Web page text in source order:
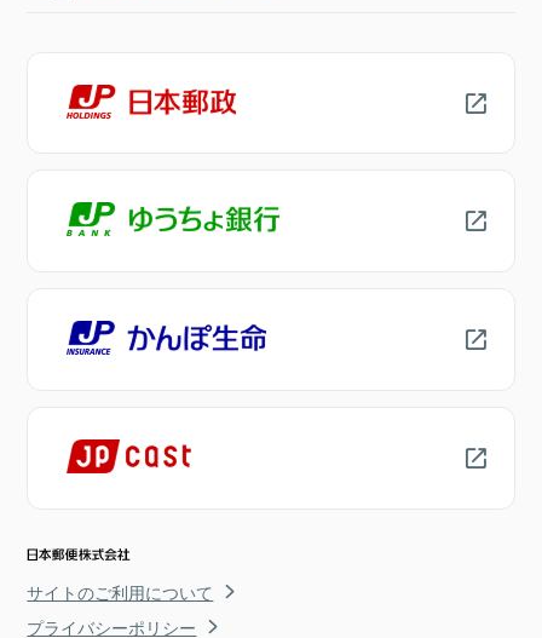
サイトのご利用について
プライバシーポリシー